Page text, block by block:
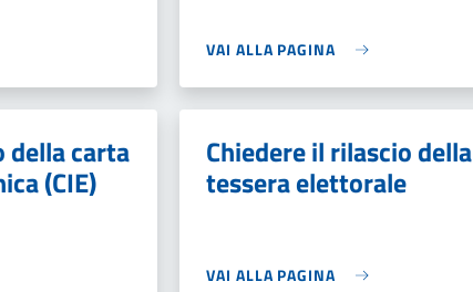
VAI ALLA PAGINA
della carta
(CIE)
Chiedere il rilascio della
tessera elettorale
VAI ALLA PAGINA